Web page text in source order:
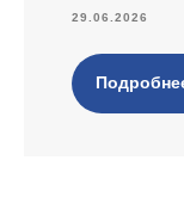
29.06.2026